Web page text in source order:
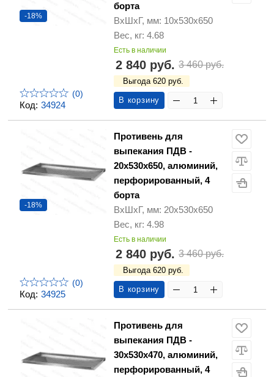
Код: 34924
-18%
(0)
борта
ВхШхГ, мм: 10х530х650
Вес, кг: 4.68
Есть в наличии
2 840 руб. 3 460 руб.
Выгода 620 руб.
В корзину
Код: 34925
-18%
(0)
Противень для
выпекания ПДВ -
20х530х650, алюминий,
перфорированный, 4
борта
ВхШхГ, мм: 20х530х650
Вес, кг: 4.98
Есть в наличии
2 840 руб. 3 460 руб.
Выгода 620 руб.
В корзину
Противень для
выпекания ПДВ -
30х530х470, алюминий,
перфорированный, 4